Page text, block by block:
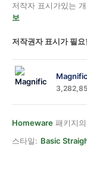
저작자 표시가있는
보
저작권자 표시가 필
Magnific
Homeware 패키지
스타일: Basic